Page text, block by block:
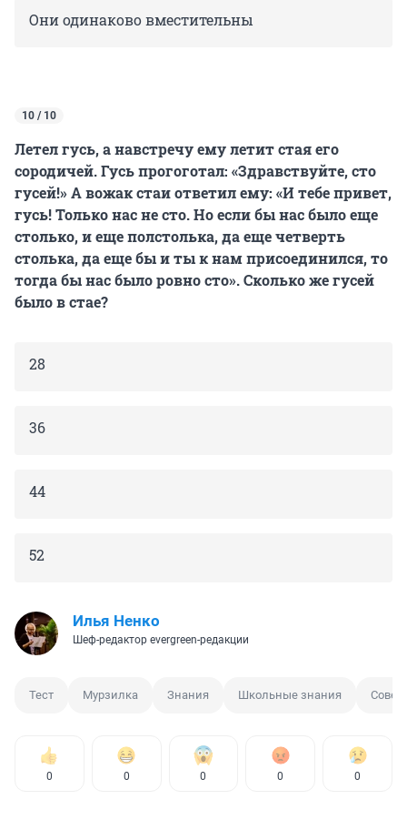
Они одинаково вместительны
10 / 10
Летел гусь, а навстречу ему летит стая его
сородичей. Гусь прогоготал: «Здравствуйте, сто
гусей!» А вожак стаи ответил ему: «И тебе привет,
гусь! Только нас не сто. Но если бы нас было еще
столько, и еще полстолька, да еще четверть
столька, да еще бы и ты к нам присоединился, то
тогда бы нас было ровно сто». Сколько же гусей
было в стае?
28
36
44
52
Илья Ненко
Шеф-редактор evergreen-редакции
Тест Мурзилка Знания Школьные знания
0 0 0 0 0